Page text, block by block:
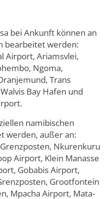
bei Ankunft können an
bearbeitet werden:
Airport, Ariamsvlei,
Ngoma,
Trans
Bay Hafen und
namibischen
werden, außer an:
Nkurenkuru
Airport, Klein Manasse
Gobabis Airport,
Grootfontein
Mpacha Airport, Mata-